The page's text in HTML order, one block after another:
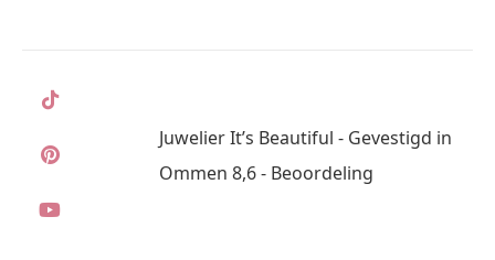
Juwelier It’s Beautiful - Gevestigd in
Ommen 8,6 - Beoordeling